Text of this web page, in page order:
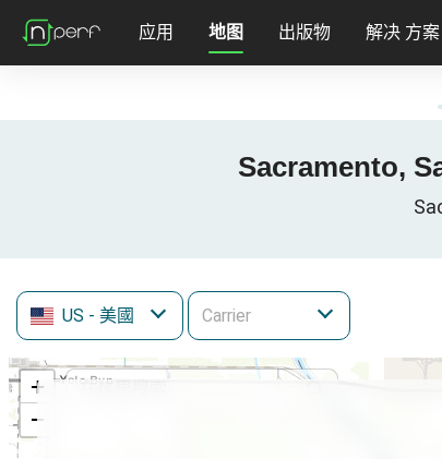
应用 地图 出版物 解决 方案
Sacramento,
US - 美國
+
−